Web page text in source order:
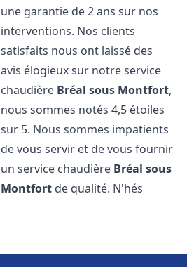
une garantie de 2 ans sur nos
interventions. Nos clients
satisfaits nous ont laissé des
avis élogieux sur notre service
chaudière Bréal sous Montfort,
nous sommes notés 4,5 étoiles
sur 5. Nous sommes impatients
de vous servir et de vous fournir
un service chaudière Bréal sous
Montfort de qualité. N'hés